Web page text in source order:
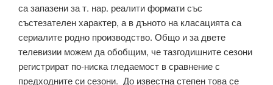
са запазени за т. нар. реалити формати със
състезателен характер, а в дъното на класацията са
сериалите родно производство. Общо и за двете
телевизии можем да обобщим, че тазгодишните сезони
регистрират по-ниска гледаемост в сравнение с
предходните си сезони. До известна степен това се